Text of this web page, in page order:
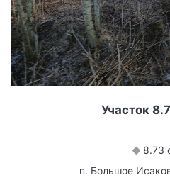
Участок
8.73
п. Большое